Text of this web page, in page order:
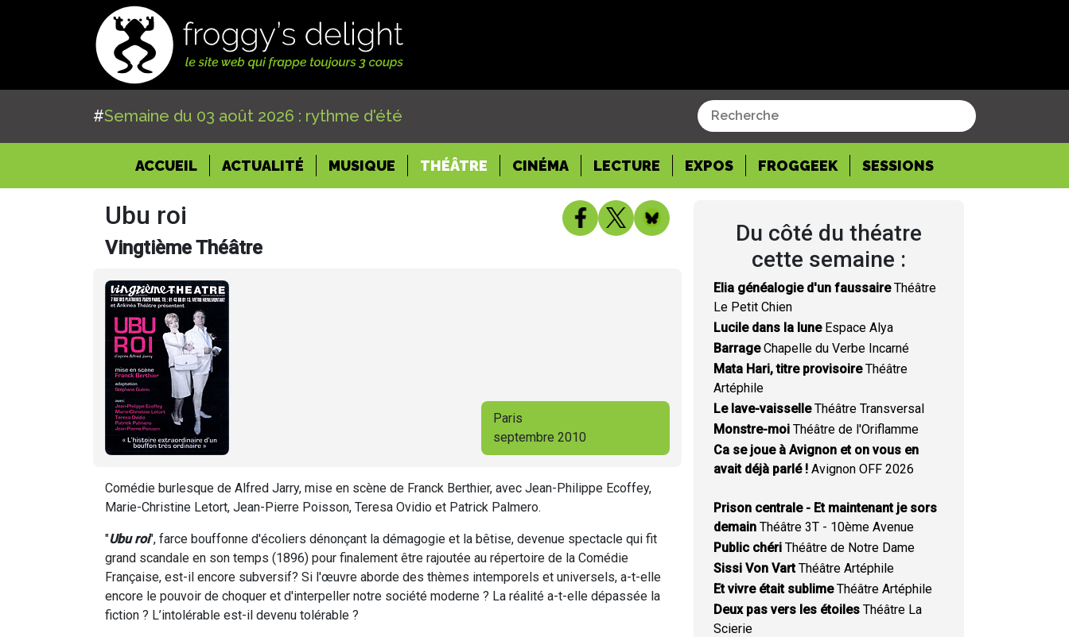
#Semaine du 03 août 2026 : rythme d'été
ACCUEIL(CURRENT)
ACTUALITÉ MUSIQUE THÉÂTRE CINÉMA LECTURE EXPOS FROGGEEK SESSIONS
Ubu roi
Vingtième Théâtre
Paris
septembre 2010
Comédie burlesque de Alfred Jarry, mise en scène de Franck Berthier, avec Jean-Philippe Ecoffey,
Marie-Christine Letort, Jean-Pierre Poisson, Teresa Ovidio et Patrick Palmero.
"Ubu roi", farce bouffonne d'écoliers dénonçant la démagogie et la bêtise, devenue spectacle qui fit
grand scandale en son temps (1896) pour finalement être rajoutée au répertoire de la Comédie
Française, est-il encore subversif? Si l'œuvre aborde des thèmes intemporels et universels, a-t-elle
encore le pouvoir de choquer et d'interpeller notre société moderne ? La réalité a-t-elle dépassée la
fiction ? L’intolérable est-il devenu tolérable ?
Du côté du théatre
cette semaine :
Elia généalogie d'un faussaireThéâtre
Le Petit Chien
Lucile dans la luneEspace Alya
BarrageChapelle du Verbe Incarné
Mata Hari, titre provisoireThéâtre
Artéphile
Le lave-vaisselleThéâtre Transversal
Monstre-moi Théâtre de l'Oriflamme
Ca se joue à Avignon et on vous en
avait déjà parlé ! Avignon OFF 2026
Prison centrale - Et maintenant je sors
demain Théâtre 3T - 10ème Avenue
Public chéri Théâtre de Notre Dame
Sissi Von VartThéâtre Artéphile
Et vivre était sublimeThéâtre Artéphile
Deux pas vers les étoiles Théâtre La
Scierie